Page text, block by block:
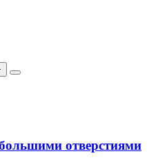
отверстиями